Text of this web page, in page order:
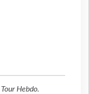
Tour Hebdo.